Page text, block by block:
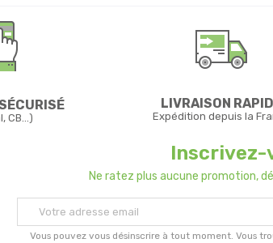
CB...)
LIVRAISON
Expédition depuis la
Inscrivez-
Ne ratez plus aucune promotion,
Vous pouvez vous désinscrire à tout moment. Vous